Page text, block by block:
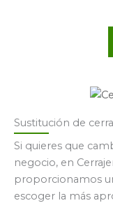
Sustitución de
Si quieres que
negocio, en
proporcionamos
escoger la más